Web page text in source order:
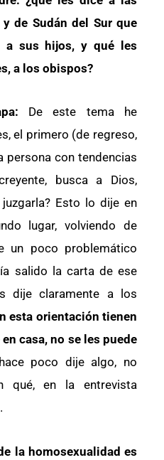
de Sudán del Sur que
a sus hijos, y qué les
a los obispos?
De este tema he
el primero (de regreso,
persona con tendencias
busca a Dios,
Esto lo dije en
lugar, volviendo de
un poco problemático
salido la carta de ese
dije claramente a los
esta orientación tienen
casa, no se les puede
poco dije algo, no
qué, en la entrevista
.
la homosexualidad es